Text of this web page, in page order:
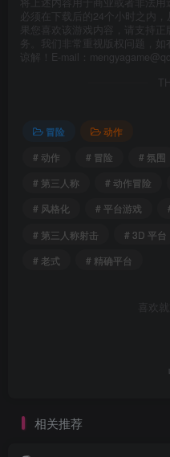
必须在下载后的24个小时之内
果您喜欢该游戏内容，请支持
务。我们非常重视版权问题，
谅解！E-mail：
冒险
动作
# 动作
# 冒险 # 氛围
# 第三人称
# 动作冒险
# 风格化
# 平台游戏
# 第三人称射击
# 3D 平台
# 老式
# 精确平台
喜欢
相关推荐